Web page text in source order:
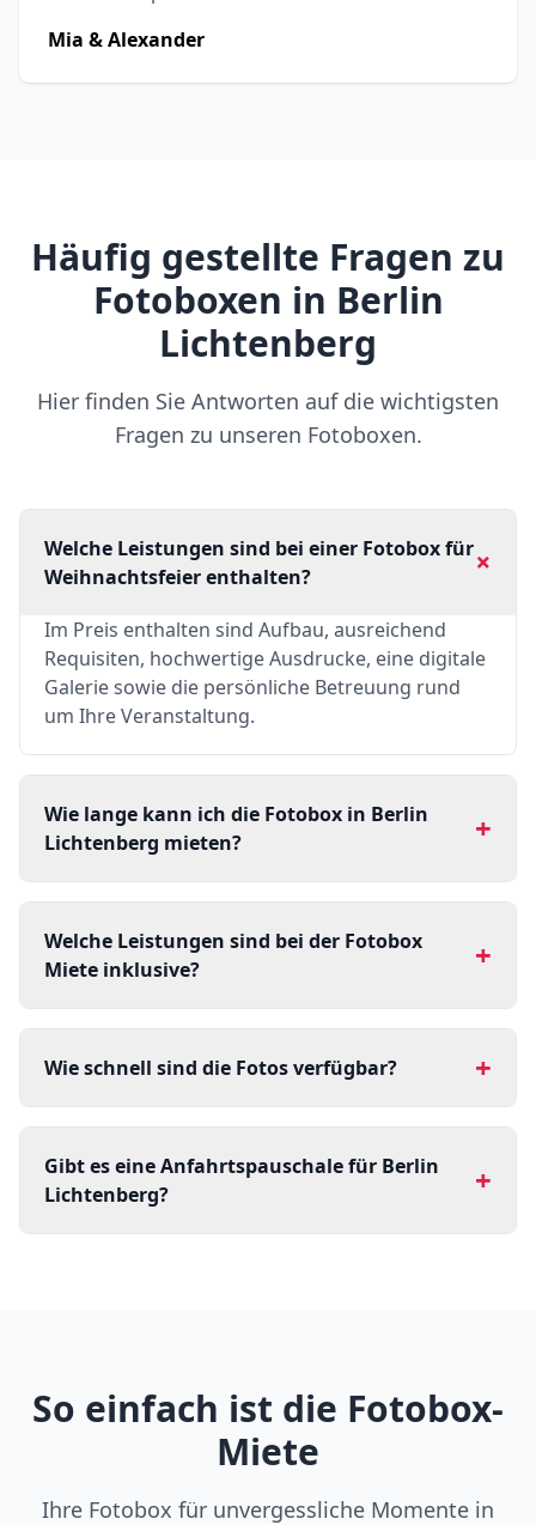
Mia & Alexander
Häufig gestellte Fragen zu
Fotoboxen in Berlin
Lichtenberg
Hier finden Sie Antworten auf die wichtigsten
Fragen zu unseren Fotoboxen.
Welche Leistungen sind bei einer Fotobox für
Weihnachtsfeier enthalten?
+
Im Preis enthalten sind Aufbau, ausreichend
Requisiten, hochwertige Ausdrucke, eine digitale
Galerie sowie die persönliche Betreuung rund
um Ihre Veranstaltung.
Wie lange kann ich die Fotobox in Berlin
Lichtenberg mieten?
+
Welche Leistungen sind bei der Fotobox
Miete inklusive?
+
Wie schnell sind die Fotos verfügbar? +
Gibt es eine Anfahrtspauschale für Berlin
Lichtenberg?
+
So einfach ist die Fotobox-
Miete
Ihre Fotobox für unvergessliche Momente in